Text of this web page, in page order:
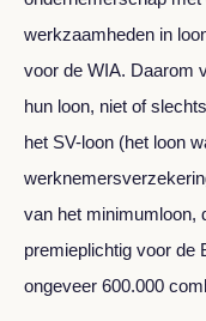
werkzaamheden in
voor de WIA. Daarom
hun loon, niet of
het SV-loon (het loon
van het minimumloon,
premieplichtig voor de
ongeveer 600.000